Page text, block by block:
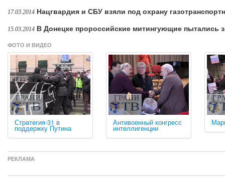
17.03.2014 Нацгвардия и СБУ взяли под охрану
15.03.2014 В Донецке пророссийские митингующие пытались
ФОТО И ВИДЕО
Стратегия-31 в
поддержку Путина
Антивоенный конгресс
интеллигенции
РЕКЛАМА